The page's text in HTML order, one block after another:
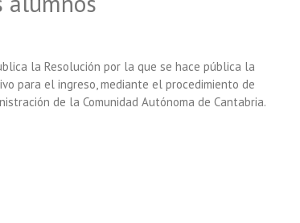
la Resolución por la que se hace pública la
para el ingreso, mediante el procedimiento de
de la Comunidad Autónoma de Cantabria.